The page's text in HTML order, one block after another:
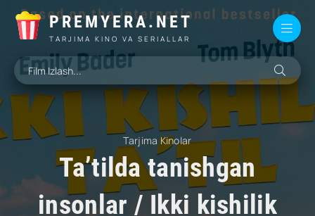
PREMYERA.NET
TARJIMA KINO VA SERIALLAR
Tarjima Kinolar
Ta’tilda tanishgan
insonlar / Ikki kishilik